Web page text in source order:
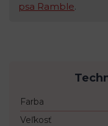
psa Ramble.
Farba
Veľkosť